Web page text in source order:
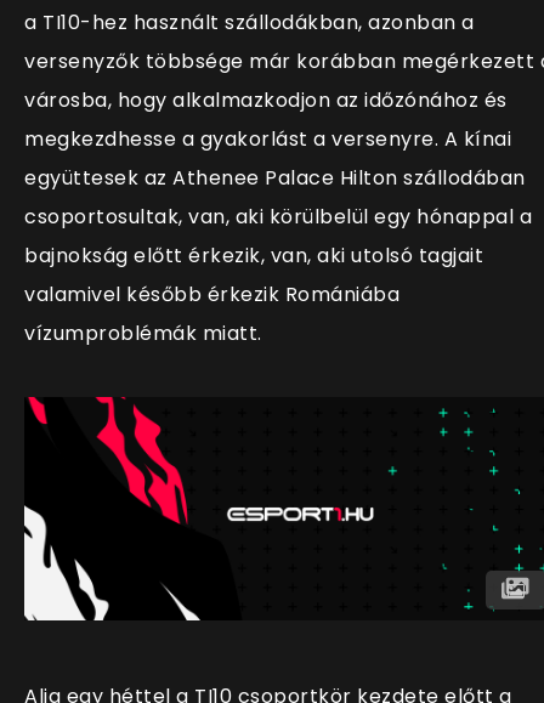
a TI10-hez használt szállodákban, azonban a
versenyzők többsége már korábban megérkezett
városba, hogy alkalmazkodjon az időzónához és
megkezdhesse a gyakorlást a versenyre. A kínai
együttesek az Athenee Palace Hilton szállodában
csoportosultak, van, aki körülbelül egy hónappal a
bajnokság előtt érkezik, van, aki utolsó tagjait
valamivel később érkezik Romániába
vízumproblémák miatt.
Alig egy héttel a TI10 csoportkör kezdete előtt a